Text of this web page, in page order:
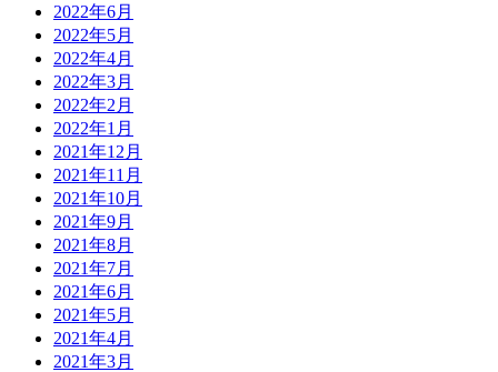
2022年6月
2022年5月
2022年4月
2022年3月
2022年2月
2022年1月
2021年12月
2021年11月
2021年10月
2021年9月
2021年8月
2021年7月
2021年6月
2021年5月
2021年4月
2021年3月